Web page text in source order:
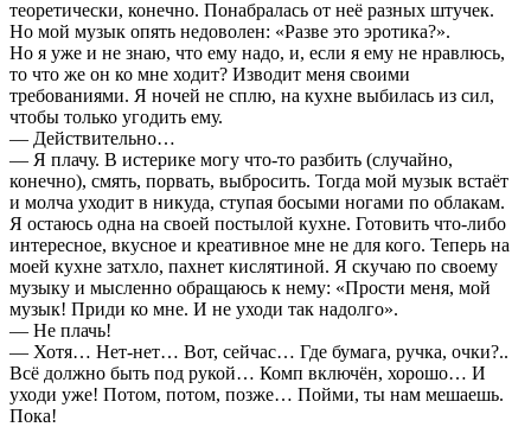
теоретически, конечно. Понабралась от неё разных штучек.
Но мой музык опять недоволен: «Разве это эротика?».
Но я уже и не знаю, что ему надо, и, если я ему не нравлюсь,
то что же он ко мне ходит? Изводит меня своими
требованиями. Я ночей не сплю, на кухне выбилась из сил,
чтобы только угодить ему.
— Действительно…
— Я плачу. В истерике могу что-то разбить (случайно,
конечно), смять, порвать, выбросить. Тогда мой музык встаёт
и молча уходит в никуда, ступая босыми ногами по облакам.
Я остаюсь одна на своей постылой кухне. Готовить что-либо
интересное, вкусное и креативное мне не для кого. Теперь на
моей кухне затхло, пахнет кислятиной. Я скучаю по своему
музыку и мысленно обращаюсь к нему: «Прости меня, мой
музык! Приди ко мне. И не уходи так надолго».
— Не плачь!
— Хотя… Нет-нет… Вот, сейчас… Где бумага, ручка, очки?..
Всё должно быть под рукой… Комп включён, хорошо… И
уходи уже! Потом, потом, позже… Пойми, ты нам мешаешь.
Пока!